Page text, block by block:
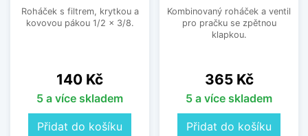
Roháček s filtrem, krytkou a
kovovou pákou 1/2 x 3/8.
Cena
140 Kč
5 a více skladem
Přidat do košíku
Kombinovaný roháček a ventil
pro pračku se zpětnou
klapkou.
Cena
365 Kč
5 a více skladem
Přidat do košíku